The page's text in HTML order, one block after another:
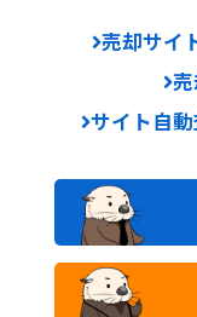
売却サイ
サイト自動